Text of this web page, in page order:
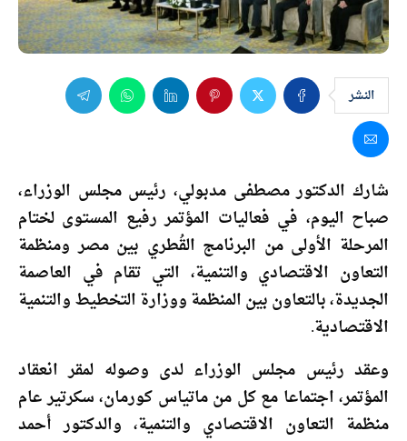
النشر
شارك الدكتور مصطفى مدبولي، رئيس مجلس الوزراء،
صباح اليوم، في فعاليات المؤتمر رفيع المستوى لختام
المرحلة الأولى من البرنامج القُطري بين مصر ومنظمة
التعاون الاقتصادي والتنمية، التي تقام في العاصمة
الجديدة، بالتعاون بين المنظمة ووزارة التخطيط والتنمية
الاقتصادية.
وعقد رئيس مجلس الوزراء لدى وصوله لمقر انعقاد
المؤتمر، اجتماعا مع كل من ماتياس كورمان، سكرتير عام
منظمة التعاون الاقتصادي والتنمية، والدكتور أحمد